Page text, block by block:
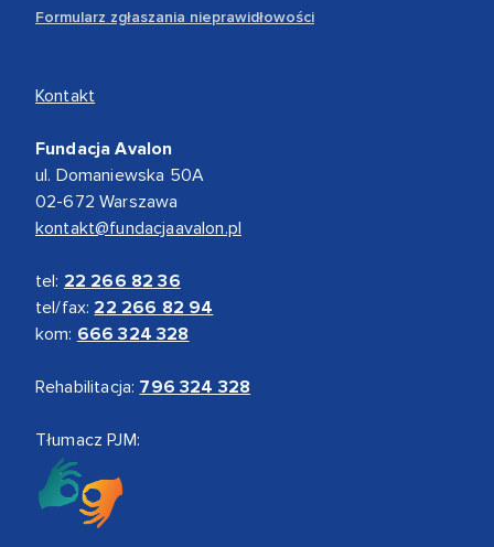
Formularz zgłaszania nieprawidłowości
Kontakt
Fundacja Avalon
ul. Domaniewska 50A
02-672 Warszawa
kontakt@fundacjaavalon.pl
tel: 22 266 82 36
tel/fax: 22 266 82 94
kom: 666 324 328
Rehabilitacja: 796 324 328
Tłumacz PJM: